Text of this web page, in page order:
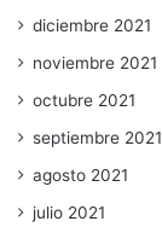
diciembre 2021
noviembre 2021
octubre 2021
septiembre 2021
agosto 2021
julio 2021